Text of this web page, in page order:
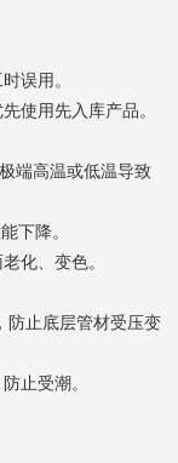
误用。
使用先入库产品。
端高温或低温导致
下降。
化、变色。
防止底层管材受压变
止受潮。